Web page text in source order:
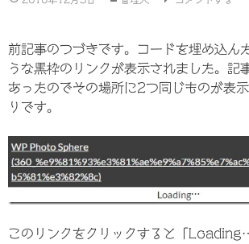
前記事のつづきです。コードを埋め込ん
うな黒枠のリンクが表示されました。記
あったのでその場所に2つ同じものが表
りです。
このリンクをクリックすると「